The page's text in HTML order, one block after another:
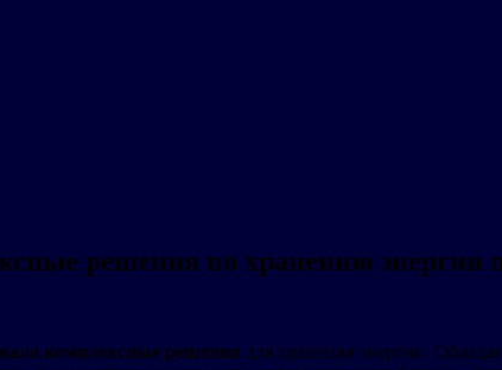
решения по хранению энергии
комплексные решения для хранения энергии.